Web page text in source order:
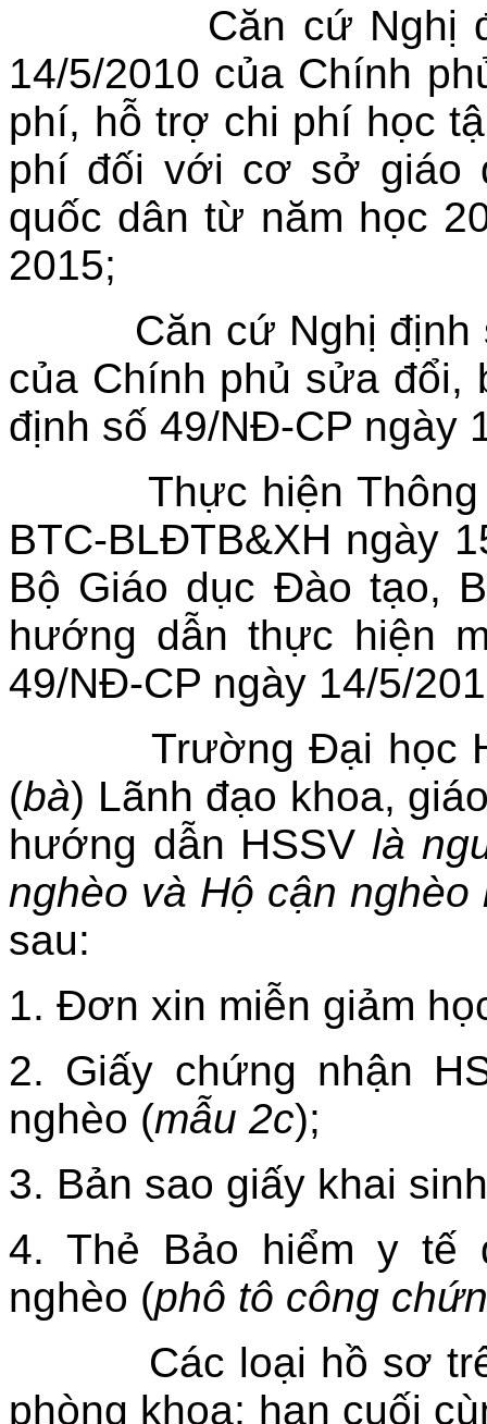
Căn cứ Nghị định
14/5/2010 của Chính
phí, hỗ trợ chi phí học
phí đối với cơ sở giáo
quốc dân từ năm học
2015;
Căn cứ Nghị định
của Chính phủ sửa đổi,
định số 49/NĐ-CP ngày
Thực hiện Thông tư
BTC-BLĐTB&XH ngày
Bộ Giáo dục Đào tạo,
hướng dẫn thực hiện
49/NĐ-CP ngày 14/5/
Trường Đại học
(bà) Lãnh đạo khoa,
hướng dẫn HSSV là
nghèo và Hộ cận nghèo
sau:
1. Đơn xin miễn giảm
2. Giấy chứng nhận
nghèo (mẫu 2c);
3. Bản sao giấy khai
4. Thẻ Bảo hiểm y tế
nghèo (phô tô công
Các loại hồ sơ trên
phòng khoa; hạn cuối